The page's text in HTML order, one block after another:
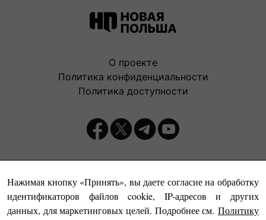
Нажимая кнопку «Принять», вы даете согласие на обработку
идентификаторов файлов cookie, IP-адресов и других
данных, для маркетинговых целей. Подробнее см. Политику
О проекте
Политика конфиденциальности
Политика доступности